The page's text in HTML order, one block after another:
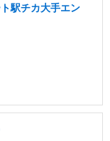
駅チカ大手エン